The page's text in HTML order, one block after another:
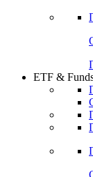
ETF &